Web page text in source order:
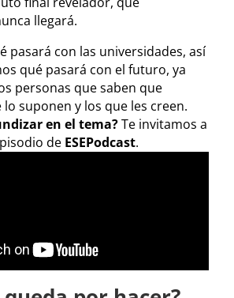
llegará.
pasará con las universidades, así
qué pasará con el futuro, ya
personas que saben que
lo suponen y los que les creen.
en el tema?Te invitamos a
de ESEPodcast.